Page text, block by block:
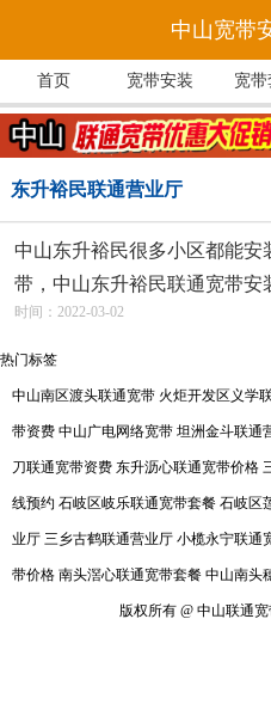
中山宽带
首页 宽带安装 宽带
东升裕民联通营业厅
中山东升裕民很多小区都能安
带，中山东升裕民联通宽带安
时间：2022-03-02
热门标签
中山南区渡头联通宽带 火炬开发区义学
带资费 中山广电网络宽带 坦洲金斗联通
刀联通宽带资费 东升沥心联通宽带价格
线预约 石岐区岐乐联通宽带套餐 石岐区
业厅 三乡古鹤联通营业厅 小榄永宁联通
带价格 南头滘心联通宽带套餐 中山南头
版权所有 @ 中山联通